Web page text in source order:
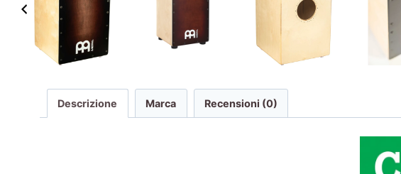
Descrizione Marca Recensioni (0)